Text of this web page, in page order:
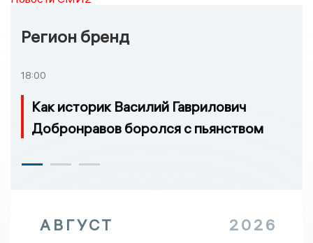
Регион бренд
18:00
Как историк Василий Гаврилович
Добронравов боролся с пьянством
АВГУСТ 2026